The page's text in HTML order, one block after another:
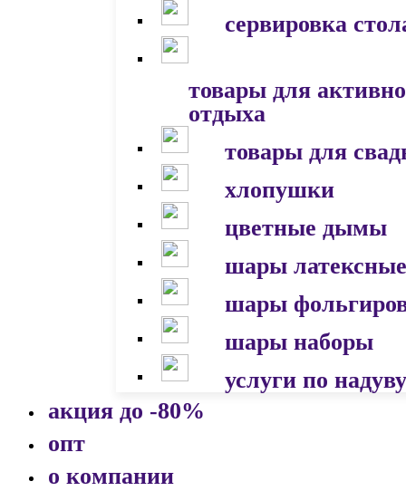
сервировка
товары для
отдыха
товары для
хлопушки
цветные дымы
шары латексные
шары
шары наборы
услуги по надуву
акция до -80%
опт
о компании